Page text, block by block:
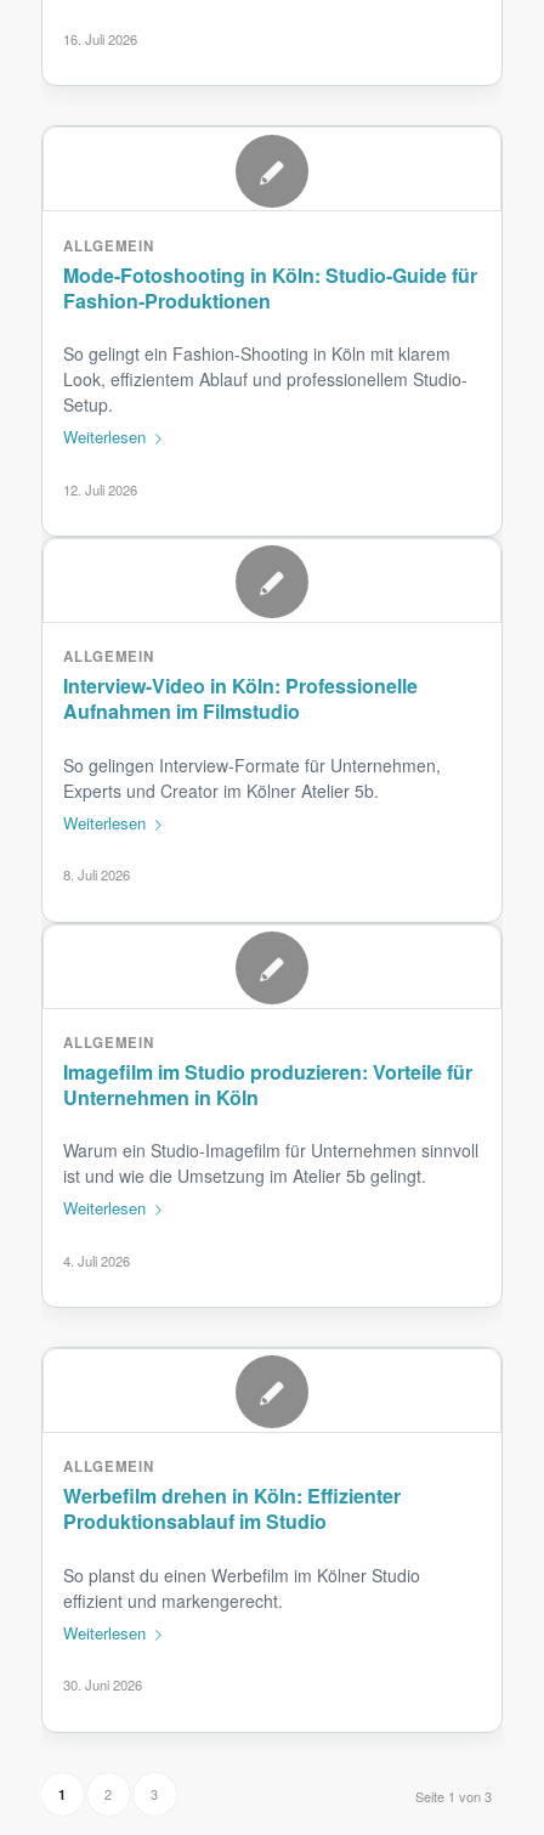
16. Juli 2026
Mode-Fotoshooting in Köln: Studio-Guide für
Fashion-Produktionen
ALLGEMEIN
So gelingt ein Fashion-Shooting in Köln mit klarem
Look, effizientem Ablauf und professionellem Studio-
Setup.
Weiterlesen
12. Juli 2026
Interview-Video in Köln: Professionelle
Aufnahmen im Filmstudio
ALLGEMEIN
So gelingen Interview-Formate für Unternehmen,
Experts und Creator im Kölner Atelier 5b.
Weiterlesen
8. Juli 2026
Imagefilm im Studio produzieren: Vorteile für
Unternehmen in Köln
ALLGEMEIN
Warum ein Studio-Imagefilm für Unternehmen sinnvoll
ist und wie die Umsetzung im Atelier 5b gelingt.
Weiterlesen
4. Juli 2026
Werbefilm drehen in Köln: Effizienter
Produktionsablauf im Studio
ALLGEMEIN
So planst du einen Werbefilm im Kölner Studio
effizient und markengerecht.
Weiterlesen
30. Juni 2026
Seite 1 von 3
1 2 3